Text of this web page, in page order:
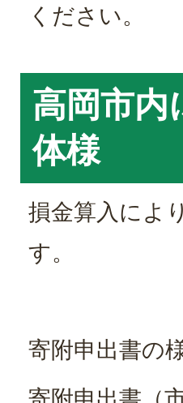
ください。
高岡市内
体様
損金算入によ
す。
寄附申出書の